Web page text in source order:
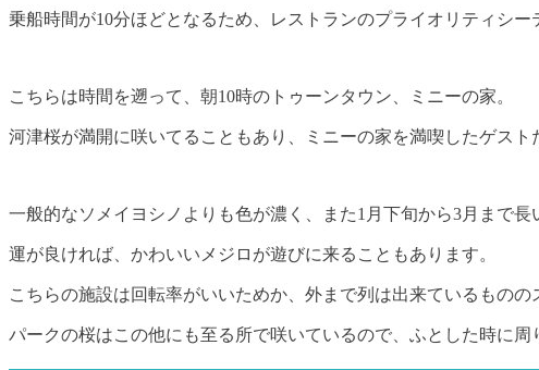
乗船時間が10分ほどとなるため、レストランのプライオリティシ
こちらは時間を遡って、朝10時のトゥーンタウン、ミニーの家。
河津桜が満開に咲いてることもあり、ミニーの家を満喫したゲス
一般的なソメイヨシノよりも色が濃く、また1月下旬から3月まで
運が良ければ、かわいいメジロが遊びに来ることもあります。
こちらの施設は回転率がいいためか、外まで列は出来ているものの
パークの桜はこの他にも至る所で咲いているので、ふとした時に周